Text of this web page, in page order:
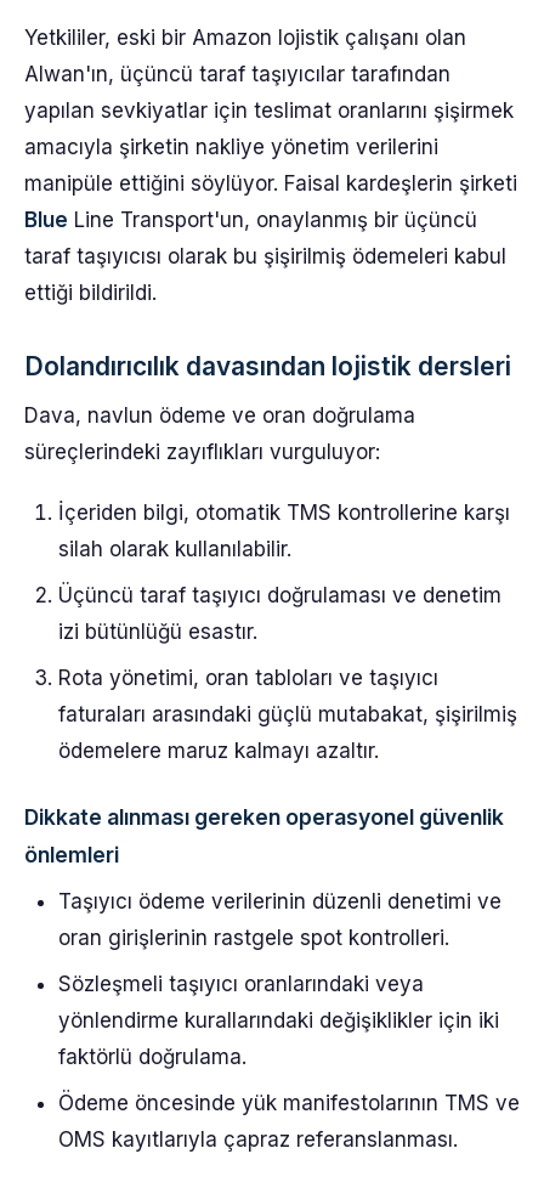
Yetkililer, eski bir Amazon lojistik çalışanı olan
Alwan'ın, üçüncü taraf taşıyıcılar tarafından
yapılan sevkiyatlar için teslimat oranlarını şişirmek
amacıyla şirketin nakliye yönetim verilerini
manipüle ettiğini söylüyor. Faisal kardeşlerin şirketi
Blue Line Transport'un, onaylanmış bir üçüncü
taraf taşıyıcısı olarak bu şişirilmiş ödemeleri kabul
ettiği bildirildi.
Dolandırıcılık davasından lojistik dersleri
Dava, navlun ödeme ve oran doğrulama
süreçlerindeki zayıflıkları vurguluyor:
İçeriden bilgi, otomatik TMS kontrollerine karşı
silah olarak kullanılabilir.
Üçüncü taraf taşıyıcı doğrulaması ve denetim
izi bütünlüğü esastır.
Rota yönetimi, oran tabloları ve taşıyıcı
faturaları arasındaki güçlü mutabakat, şişirilmiş
ödemelere maruz kalmayı azaltır.
Dikkate alınması gereken operasyonel güvenlik
önlemleri
Taşıyıcı ödeme verilerinin düzenli denetimi ve
oran girişlerinin rastgele spot kontrolleri.
Sözleşmeli taşıyıcı oranlarındaki veya
yönlendirme kurallarındaki değişiklikler için iki
faktörlü doğrulama.
Ödeme öncesinde yük manifestolarının TMS ve
OMS kayıtlarıyla çapraz referanslanması.